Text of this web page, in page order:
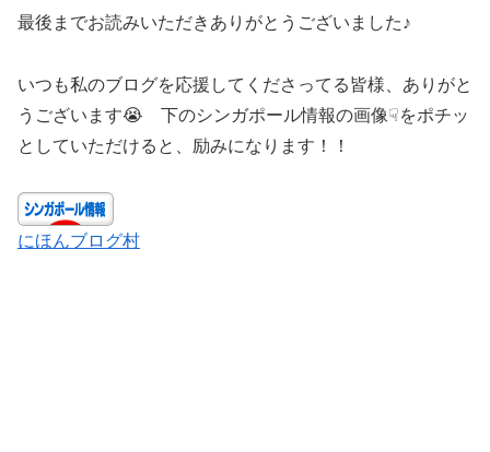
最後までお読みいただきありがとうございました♪
いつも私のブログを応援してくださってる皆様、ありがと
うございます😭 下のシンガポール情報の画像☟をポチッ
としていただけると、励みになります！！
にほんブログ村